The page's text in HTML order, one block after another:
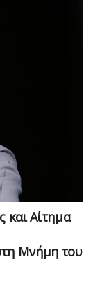
και Αίτημα
Μνήμη του